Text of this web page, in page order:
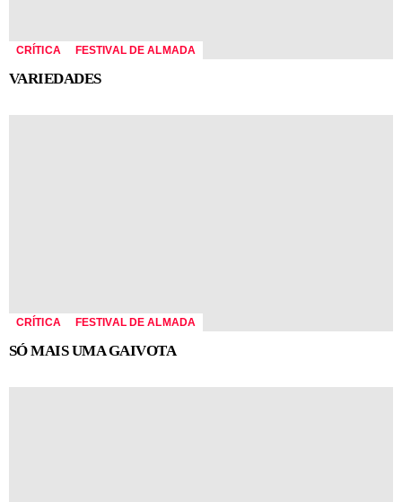
CRÍTICA FESTIVAL DE ALMADA
VARIEDADES
CRÍTICA FESTIVAL DE ALMADA
SÓ MAIS UMA GAIVOTA